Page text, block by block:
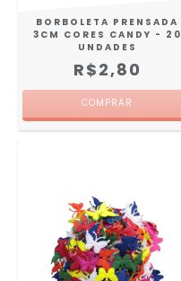
BORBOLETA PRENSADA
3CM CORES CANDY - 20
UNDADES
R$2,80